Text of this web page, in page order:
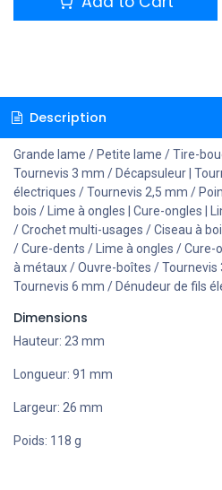
Description
Grande lame / Petite lame / Tire-
Tournevis 3 mm / Décapsuleur |
électriques / Tournevis 2,5 mm /
bois / Lime à ongles | Cure-ongles |
/ Crochet multi-usages / Ciseau à
/ Cure-dents / Lime à ongles / Cure-
à métaux / Ouvre-boîtes /
Tournevis 6 mm / Dénudeur de fils
Dimensions
Hauteur: 23 mm
Longueur: 91 mm
Largeur: 26 mm
Poids: 118 g